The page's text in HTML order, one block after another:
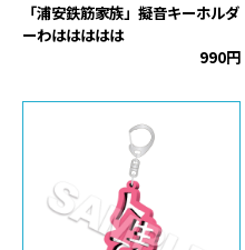
「浦安鉄筋家族」擬音キーホルダ
ーわははははは
990円